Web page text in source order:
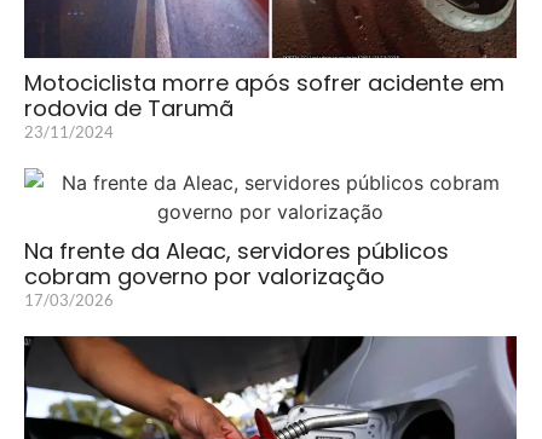
Motociclista morre após sofrer acidente em
rodovia de Tarumã
23/11/2024
Na frente da Aleac, servidores públicos
cobram governo por valorização
17/03/2026